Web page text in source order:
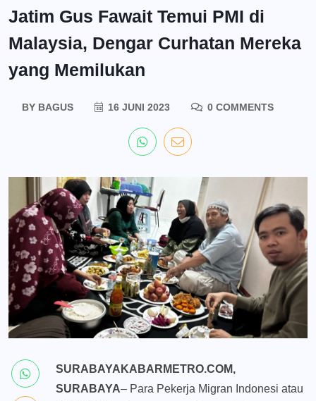
Jatim Gus Fawait Temui PMI di
Malaysia, Dengar Curhatan Mereka
yang Memilukan
BYBAGUS 16 JUNI 2023 0 COMMENTS
SURABAYAKABARMETRO.COM,
SURABAYA– Para Pekerja Migran Indonesi atau